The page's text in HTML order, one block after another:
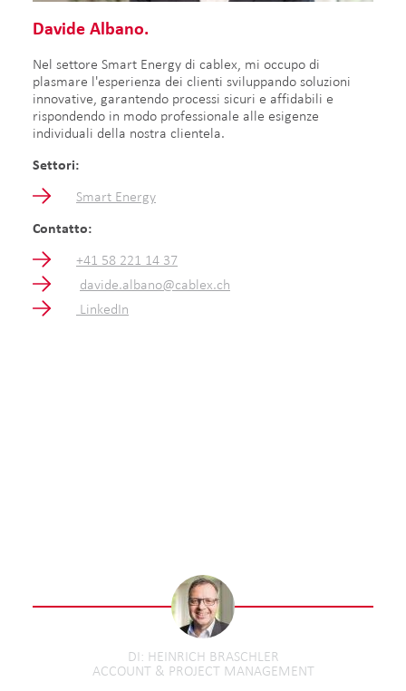
Davide Albano.
Nel settore Smart Energy di cablex, mi occupo di
plasmare l'esperienza dei clienti sviluppando soluzioni
innovative, garantendo processi sicuri e affidabili e
rispondendo in modo professionale alle esigenze
individuali della nostra clientela.
Settori:
Smart Energy
Contatto:
+41 58 221 14 37
davide.albano@cablex.ch
LinkedIn
DI
HEINRICH BRASCHLER
ACCOUNT & PROJECT MANAGEMENT